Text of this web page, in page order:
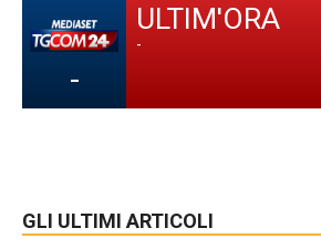
-
ULTIM'ORA
-
GLI ULTIMI ARTICOLI